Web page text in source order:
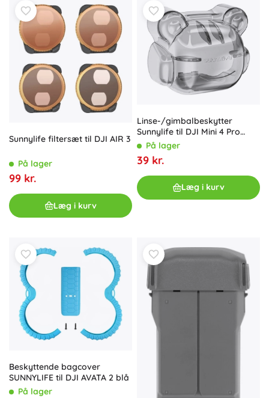
Sunnylife filtersæt til DJI AIR 3
På lager
99 kr.
Læg i kurv
Linse-/gimbalbeskytter
Sunnylife til DJI Mini 4 Pro
(N4P-G710)
På lager
39 kr.
Læg i kurv
Beskyttende bagcover
SUNNYLIFE til DJI AVATA 2 blå
På lager